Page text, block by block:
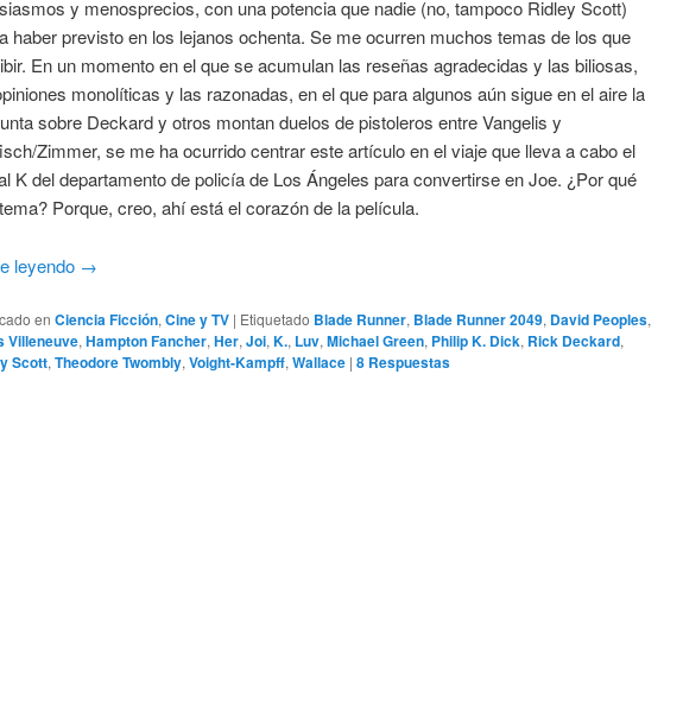
y menosprecios, con una potencia que nadie (no, tampoco Ridley Scott)
haber previsto en los lejanos ochenta. Se me ocurren muchos temas de los que
En un momento en el que se acumulan las reseñas agradecidas y las biliosas,
monolíticas y las razonadas, en el que para algunos aún sigue en el aire la
sobre Deckard y otros montan duelos de pistoleros entre Vangelis y
Zimmer, se me ha ocurrido centrar este artículo en el viaje que lleva a cabo el
K del departamento de policía de Los Ángeles para convertirse en Joe. ¿Por qué
Porque, creo, ahí está el corazón de la película.
leyendo →
en Ciencia Ficción, Cine y TV | Etiquetado Blade Runner, Blade Runner 2049, David Peoples,
Villeneuve, Hampton Fancher, Her, Joi, K., Luv, Michael Green, Philip K. Dick, Rick Deckard,
Scott, Theodore Twombly, Voight-Kampff, Wallace | 8 Respuestas